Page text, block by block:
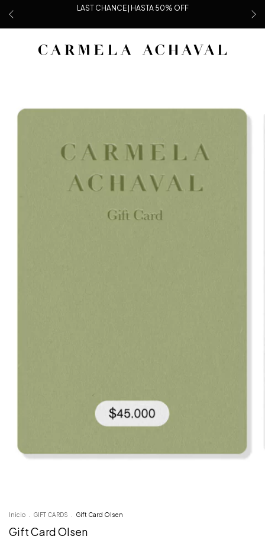
LAST CHANCE | HASTA 50% OFF
Inicio GIFT CARDS Gift Card Olsen
Gift Card Olsen